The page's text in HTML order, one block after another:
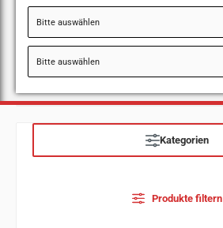
Kategorien
Produkte filtern